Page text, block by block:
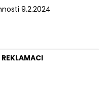
9.2.2024
REKLAMACI